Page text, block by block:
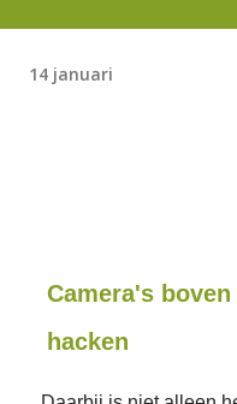
14 januari
Camera's
hacken